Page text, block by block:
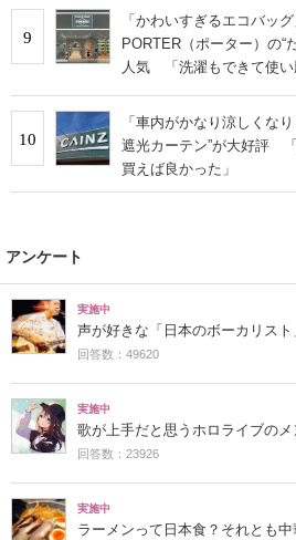
9
「かわいすぎるエコバッ
PORTER（ポーター）の“
人気 「洗濯もできて使
10
「車内がかなり涼しくな
遮光カーテン”が大好評
買えば良かった」
アンケート
実施中
声が好きな「日本のボーカリスト
回答数：49620
実施中
歌が上手だと思うホロライブのメ
回答数：23926
実施中
ラーメンって日本食？それとも中